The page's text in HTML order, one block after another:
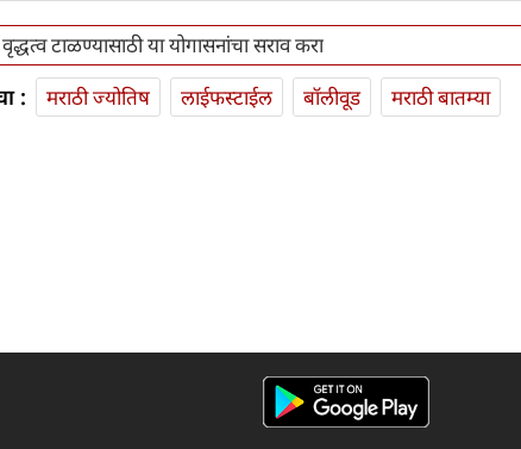
वृद्धत्व टाळण्यासाठी या योगासनांचा सराव करा
: मराठी ज्योतिष लाईफस्टाईल बॉलीवूड मराठी बातम्या